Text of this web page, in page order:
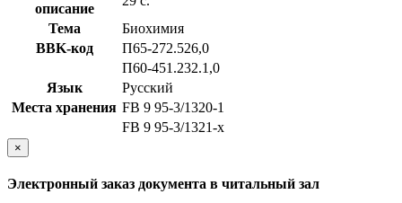
описание
Тема
Биохимия
BBK-код
П65-272.526,0
П60-451.232.1,0
Язык
Русский
Места хранения FB 9 95-3/1320-1
FB 9 95-3/1321-x
×
Электронный заказ документа в читальный зал